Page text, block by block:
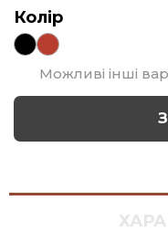
Колір
Можливі інші